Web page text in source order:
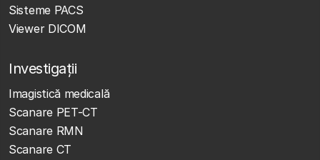
Sisteme PACS
Viewer DICOM
Investigații
Imagistică medicală
Scanare PET-CT
Scanare RMN
Scanare CT